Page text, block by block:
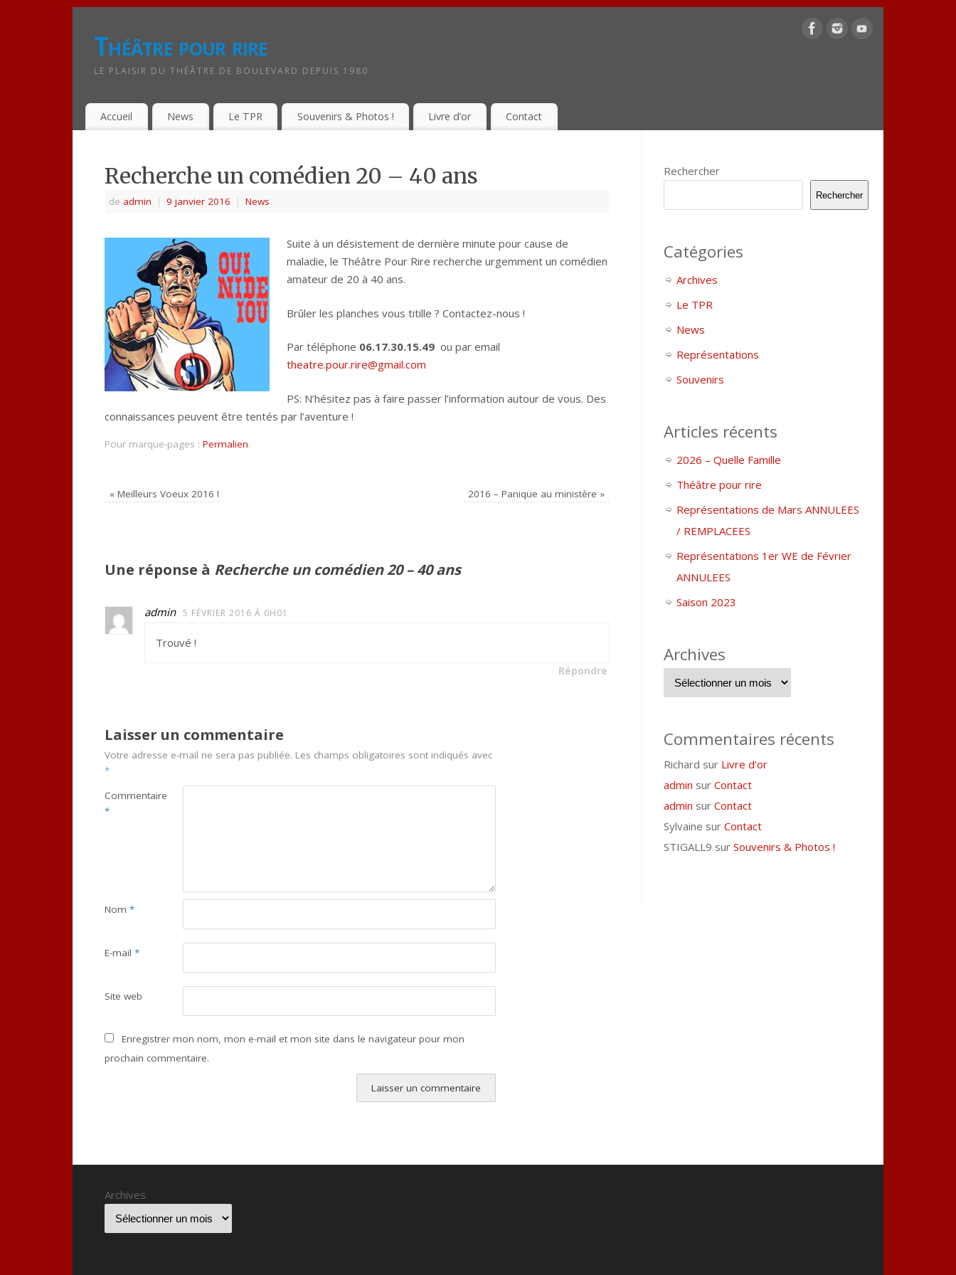
Théâtre pour rire
LE PLAISIR DU THÉÂTRE DE BOULEVARD DEPUIS 1980
Accueil News Le TPR Souvenirs & Photos ! Livre d’or Contact
Recherche un comédien 20 – 40 ans
de admin | 9 janvier 2016 | News
Suite à un désistement de dernière minute pour cause de
maladie, le Théâtre Pour Rire recherche urgemment un comédien
amateur de 20 à 40 ans.
Brûler les planches vous titille ? Contactez-nous !
Par téléphone 06.17.30.15.49 ou par email
theatre.pour.rire@gmail.com
PS: N’hésitez pas à faire passer l’information autour de vous. Des
connaissances peuvent être tentés par l’aventure !
Pour marque-pages : Permalien.
« Meilleurs Voeux 2016 ! 2016 – Panique au ministère »
Une réponse à Recherche un comédien 20 – 40 ans
admin 5 FÉVRIER 2016 À 0H01
Trouvé !
Répondre
Laisser un commentaire
Votre adresse e-mail ne sera pas publiée. Les champs obligatoires sont indiqués avec
*
Commentaire
*
Nom *
E-mail *
Site web
Enregistrer mon nom, mon e-mail et mon site dans le navigateur pour mon
prochain commentaire.
Rechercher
Rechercher
Catégories
Archives
Le TPR
News
Représentations
Souvenirs
Articles récents
2026 – Quelle Famille
Théâtre pour rire
Représentations de Mars ANNULEES
/ REMPLACEES
Représentations 1er WE de Février
ANNULEES
Saison 2023
Archives
Commentaires récents
Richard sur Livre d’or
admin sur Contact
admin sur Contact
Sylvaine sur Contact
STIGALL9 sur Souvenirs & Photos !
Archives